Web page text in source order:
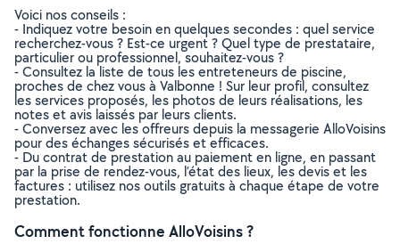
Voici nos conseils :
- Indiquez votre besoin en quelques secondes : quel service
recherchez-vous ? Est-ce urgent ? Quel type de prestataire,
particulier ou professionnel, souhaitez-vous ?
- Consultez la liste de tous les entreteneurs de piscine,
proches de chez vous à Valbonne ! Sur leur profil, consultez
les services proposés, les photos de leurs réalisations, les
notes et avis laissés par leurs clients.
- Conversez avec les offreurs depuis la messagerie AlloVoisins
pour des échanges sécurisés et efficaces.
- Du contrat de prestation au paiement en ligne, en passant
par la prise de rendez-vous, l’état des lieux, les devis et les
factures : utilisez nos outils gratuits à chaque étape de votre
prestation.
Comment fonctionne AlloVoisins ?